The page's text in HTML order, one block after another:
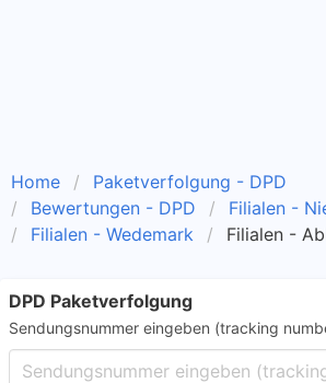
Home
Paketverfolgung - DPD
Bewertungen - DPD
Filialen -
Filialen - Wedemark
Filialen -
DPD Paketverfolgung
Sendungsnummer eingeben (tracking